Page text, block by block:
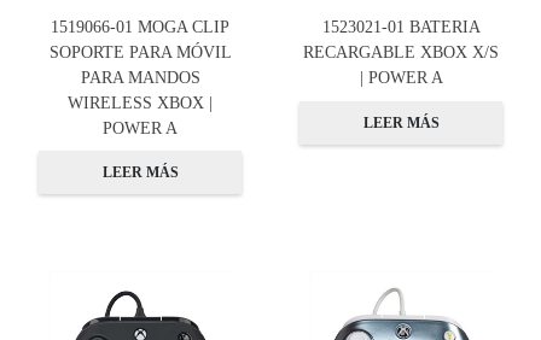
1519066-01 MOGA CLIP
SOPORTE PARA MÓVIL
PARA MANDOS
WIRELESS XBOX |
POWER A
LEER MÁS
1523021-01 BATERIA
RECARGABLE XBOX X/S
| POWER A
LEER MÁS